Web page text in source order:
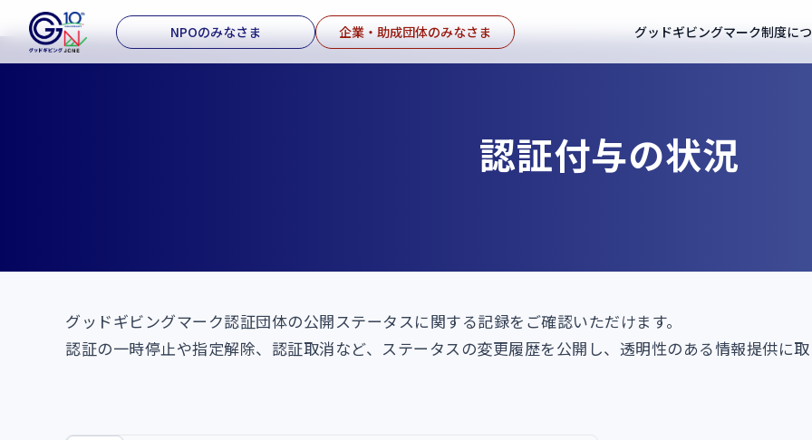
NPOのみなさま 企業・助成団体のみなさま グッドギビングマーク制度に
認証付与の状況
グッドギビングマーク認証団体の公開ステータスに関する記録をご確認いただけます。
認証の一時停止や指定解除、認証取消など、ステータスの変更履歴を公開し、透明性のある情報提供に